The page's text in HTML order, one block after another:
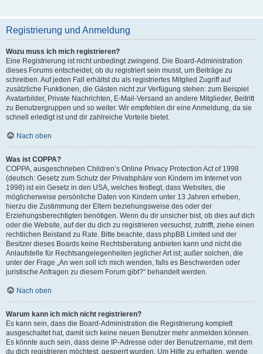
Registrierung und Anmeldung
Wozu muss ich mich registrieren?
Eine Registrierung ist nicht unbedingt zwingend. Die Board-Administration
dieses Forums entscheidet, ob du registriert sein musst, um Beiträge zu
schreiben. Auf jeden Fall erhältst du als registriertes Mitglied Zugriff auf
zusätzliche Funktionen, die Gästen nicht zur Verfügung stehen: zum Beispiel
Avatarbilder, Private Nachrichten, E-Mail-Versand an andere Mitglieder, Beitritt
zu Benutzergruppen und so weiter. Wir empfehlen dir eine Anmeldung, da sie
schnell erledigt ist und dir zahlreiche Vorteile bietet.
Nach oben
Was ist COPPA?
COPPA, ausgeschrieben Children’s Online Privacy Protection Act of 1998
(deutsch: Gesetz zum Schutz der Privatsphäre von Kindern im Internet von
1998) ist ein Gesetz in den USA, welches festlegt, dass Websites, die
möglicherweise persönliche Daten von Kindern unter 13 Jahren erheben,
hierzu die Zustimmung der Eltern beziehungsweise des oder der
Erziehungsberechtigten benötigen. Wenn du dir unsicher bist, ob dies auf dich
oder die Website, auf der du dich zu registrieren versuchst, zutrifft, ziehe einen
rechtlichen Beistand zu Rate. Bitte beachte, dass phpBB Limited und der
Besitzer dieses Boards keine Rechtsberatung anbieten kann und nicht die
Anlaufstelle für Rechtsangelegenheiten jeglicher Art ist; außer solchen, die
unter der Frage „An wen soll ich mich wenden, falls es Beschwerden oder
juristische Anfragen zu diesem Forum gibt?“ behandelt werden.
Nach oben
Warum kann ich mich nicht registrieren?
Es kann sein, dass die Board-Administration die Registrierung komplett
ausgeschaltet hat, damit sich keine neuen Benutzer mehr anmelden können.
Es könnte auch sein, dass deine IP-Adresse oder der Benutzername, mit dem
du dich registrieren möchtest, gesperrt wurden. Um Hilfe zu erhalten, wende